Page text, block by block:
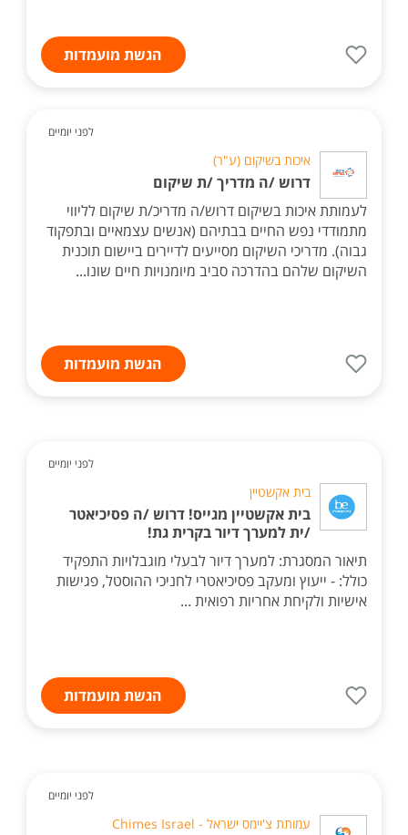
הגשת מועמדות
לפני יומיים
איכות בשיקום (ע"ר)
דרוש /ה מדריך /ת שיקום
לעמותת איכות בשיקום דרוש/ה מדריכ/ת שיקום לליווי
מתמודדי נפש החיים בבתיהם (אנשים עצמאיים ובתפקוד
גבוה). מדריכי השיקום מסייעים לדיירים ביישום תוכנית
השיקום שלהם בהדרכה סביב מיומנויות חיים שונו...
הגשת מועמדות
לפני יומיים
בית אקשטיין
בית אקשטיין מגייס! דרוש /ה פסיכיאטר
/ית למערך דיור בקרית גת!
תיאור המסגרת: למערך דיור לבעלי מוגבלויות התפקיד
כולל: - ייעוץ ומעקב פסיכיאטרי לחניכי ההוסטל, פגישות
אישיות ולקיחת אחריות רפואית ...
הגשת מועמדות
לפני יומיים
עמותת צ'יימס ישראל - Chimes Israel